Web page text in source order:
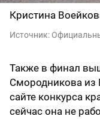
Кристина
Источник:
Также в финал
Смородникова
сайте конкурса
сейчас она не